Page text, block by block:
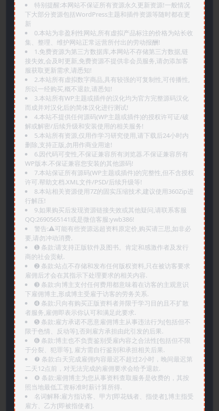
特别提醒:本网站不保证所有资源永久更新资源!一般情况
下大部分资源包括WordPress主题和插件资源等随时都在更
新
0.本站为非盈利性网站,所有虚拟产品标注的价格为站长收
集、整理、维护网站正常运营所付出的劳动报酬!
1.免费资源为第三方数据库,本网站不存储第三方数据,链
接失效,会及时更新,免费资源不提供非会员服务,请勿添加客
服获取更新需求,请悉知!
2.本站所有虚拟数字商品,具有较强的可复制性,可传播性,
所以一经购买,概不退款,请悉知!
3.本站所有WP主题或插件的汉化均为官方完整源码汉化
而成并对汉化后的简体汉化进行测试!
4.本站不提供任何源码(WP主题或插件)的授权许可证/破
解或解密/后续升级和安装使用的相关服务!
5.本站所有资源,仅用作学习研究使用,请下载后24小时内
删除,支持正版,勿用作商业用途!
6.因代码可变性,不保证兼容所有浏览器.不保证兼容所有
WP版本.不保证兼容您安装的其他源码!
7.本站保证所有源码(WP主题或插件)的完整性,但不含授权
许可.帮助文档.XML文件/PSD/后续升级等!
8.本站相关资源使用7Z的固实压缩技术,建议使用360Zip进
行解压!
9.如果购买后发现资源链接失效或其他疑问,请联系客服
QQ:2690565141或是微信客服:ywb386!
警告:⚠️可能有些资源远超资料原定价,购买请三思,如非必
要,请勿冲动消费.
➊️ 条款:请支持正版软件及图书。肯定和感激作者及发行
商的社会贡献.
➋️ 条款:站点不存储和发布任何版权资料,只在被访客要求
雇佣后才会在其指示下处理要求的相关内容.
➌️ 条款:向博主支付任何费用都意味着在访客的主观意识
下雇佣博主,形成博主受雇于访客的劳务关系.
➍️ 条款:只向有购买正版资料者并限于学习目的且不扩散
者服务,雇佣即表示你认可和满足此要求.
➎ 条款:雇方承诺不恶意雇佣博主从事违法行为[包括但不
限于色情、反动等],否则雇方承担由此引发的后果.
➏️ 条款:博主也不负责鉴别受雇内容之合法性[包括但不限
于分裂、犯罪等], 雇方需自行鉴别和承担相关后果.
❼ 条款:白天完成雇佣内容最迟不超过2小时，晚间最迟第
二天12点前，对无法完成的雇佣要求会给予退款.
❽ 条款:雇佣博主为您从事资料查取服务是收费的，其按
照当地最低工资标准时薪计算所得.
名词解释:雇方指访客、甲方[即花钱者、指使者],博主指受
雇方、乙方[即被指使者].